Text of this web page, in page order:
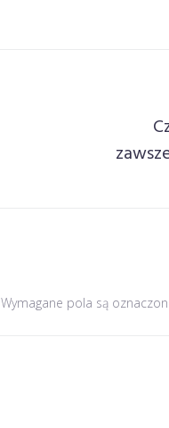
Wymagane pola są